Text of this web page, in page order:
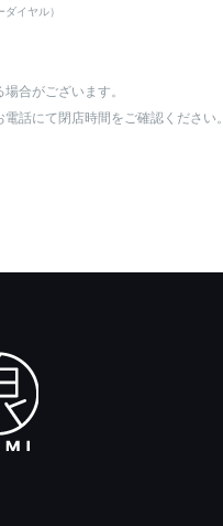
ダイヤル）
合がございます。
話にて閉店時間をご確認ください。